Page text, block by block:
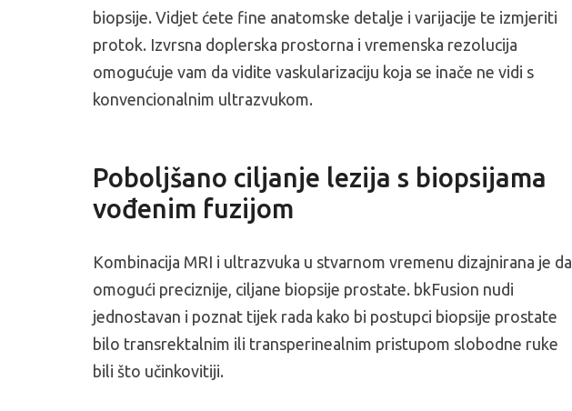
biopsije. Vidjet ćete fine anatomske detalje i varijacije te izmjeriti
protok. Izvrsna doplerska prostorna i vremenska rezolucija
omogućuje vam da vidite vaskularizaciju koja se inače ne vidi s
konvencionalnim ultrazvukom.
Poboljšano ciljanje lezija s biopsijama
vođenim fuzijom
Kombinacija MRI i ultrazvuka u stvarnom vremenu dizajnirana je da
omogući preciznije, ciljane biopsije prostate. bkFusion nudi
jednostavan i poznat tijek rada kako bi postupci biopsije prostate
bilo transrektalnim ili transperinealnim pristupom slobodne ruke
bili što učinkovitiji.